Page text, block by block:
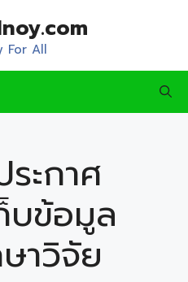
For All
ะกาศ
บข้อมูล
าวิจัย